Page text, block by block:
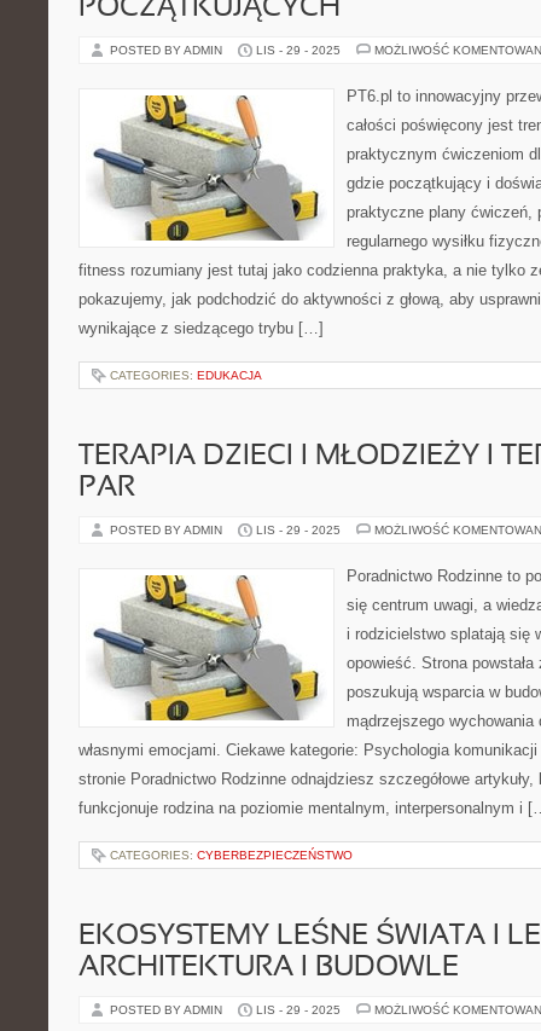
POCZĄTKUJĄCYCH
POSTED BY ADMIN LIS - 29 - 2025 MOŻLIWOŚĆ
PT6.pl to innowacyjny
całości poświęcony jest
praktycznym ćwiczeniom
gdzie początkujący i
praktyczne plany ćwiczeń,
regularnego wysiłku
fitness rozumiany jest tutaj jako codzienna praktyka, a nie tylko
pokazujemy, jak podchodzić do aktywności z głową, aby
wynikające z siedzącego trybu […]
CATEGORIES: EDUKACJA
TERAPIA DZIECI I MŁODZIEŻY I
PAR
POSTED BY ADMIN LIS - 29 - 2025 MOŻLIWOŚĆ
Poradnictwo Rodzinne to
się centrum uwagi, a
i rodzicielstwo splatają się
opowieść. Strona
poszukują wsparcia w
mądrzejszego
własnymi emocjami. Ciekawe kategorie: Psychologia
stronie Poradnictwo Rodzinne odnajdziesz szczegółowe
funkcjonuje rodzina na poziomie mentalnym, interpersonalnym i
CATEGORIES: CYBERBEZPIECZEŃSTWO
EKOSYSTEMY LEŚNE ŚWIATA I
ARCHITEKTURA I BUDOWLE
POSTED BY ADMIN LIS - 29 - 2025 MOŻLIWOŚĆ